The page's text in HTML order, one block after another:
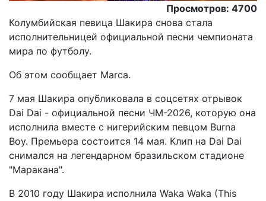
Просмотров: 4700
Колумбийская певица Шакира снова стала
исполнительницей официальной песни чемпионата
мира по футболу.
Oб этом сообщает Marca.
7 мая Шакира опубликовала в соцсетях отрывок
Dai Dai - официальной песни ЧМ-2026, которую она
исполнила вместе с нигерийским певцом Burna
Boy. Премьера состоится 14 мая. Клип на Dai Dai
снимался на легендарном бразильском стадионе
"Маракана".
В 2010 году Шакира исполнила Waka Waka (This